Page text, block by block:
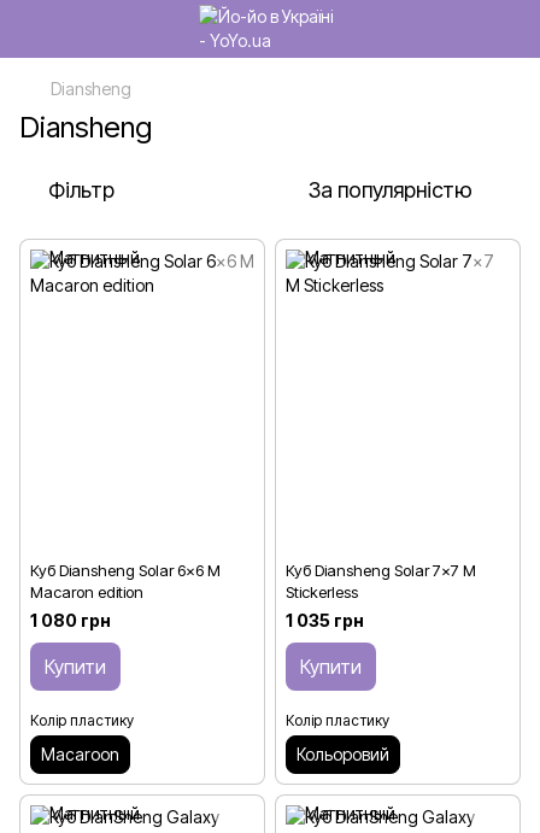
Diansheng
Diansheng
Фільтр За популярністю
Куб Diansheng Solar 6x6 M
Macaron edition
1 080 грн
Купити
Колір пластику
Macaroon
Куб Diansheng Solar 7x7 M
Stickerless
1 035 грн
Купити
Колір пластику
Кольоровий